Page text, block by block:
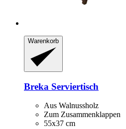
Warenkorb
Breka Serviertisch
Aus Walnussholz
Zum Zusammenklappen
55x37 cm